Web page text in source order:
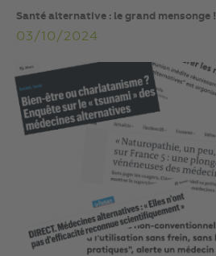
Santé alternative : le grand mensonge !
03/10/2024